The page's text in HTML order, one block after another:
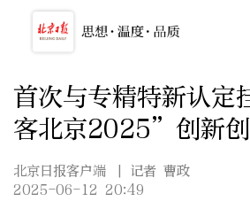
首次与专精特新认
客北京2025”创新
北京日报客户端
| 记者 曹政
2025-06-12 20:49